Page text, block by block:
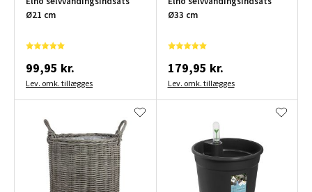
Ø21 cm
99,95 kr.
Lev. omk. tillægges
Ø33 cm
179,95 kr.
Lev. omk. tillægges